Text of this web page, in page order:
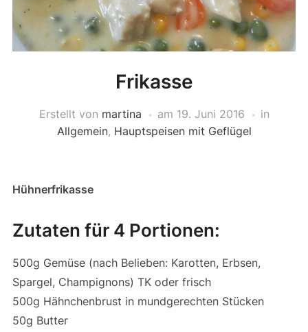
Frikasse
Erstellt von martina am 19. Juni 2016
in
Allgemein, Hauptspeisen mit Geflügel
Hühnerfrikasse
Zutaten für 4 Portionen:
500g Gemüse (nach Belieben: Karotten, Erbsen,
Spargel, Champignons) TK oder frisch
500g Hähnchenbrust in mundgerechten Stücken
50g Butter